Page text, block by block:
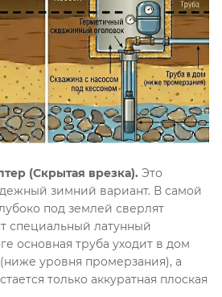
(Скрытая врезка). Это
зимний вариант. В самой
под землей сверлят
специальный латунный
основная труба уходит в дом
уровня промерзания), а
только аккуратная плоская